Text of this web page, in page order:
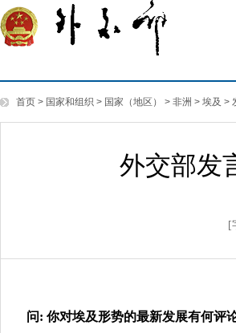
首页 > 国家和组织 > 国家（地区） > 非洲 > 埃及 >
外交部发
[
问: 你对埃及形势的最新发展有何评